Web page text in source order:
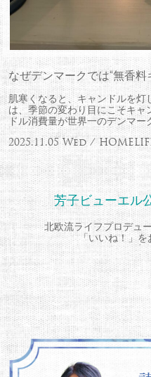
なぜデンマークでは“無香
肌寒くなると、キャンドルを
は、季節の変わり目にこそキ
ドル消費量が世界一のデンマ
2025.11.05 Wed /
芳子ビューエル
北欧流ライフプロデュ
「いいね！」を